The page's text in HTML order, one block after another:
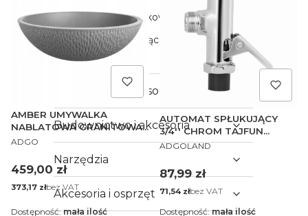
Akcesoria łazienkowe
Przyciski spłukujące
Pozostałe
Hydraulika i akcesoria
Budownictwo i akcesoria
Narzędzia
Akcesoria i osprzęt
AMBER UMYWALKA
NABLATOWA GRANITOWA
ŁAZIENKOWA SZARA 410 x
PRODUCENT
ADGO
Cena
459,00 zł
Cena
373,17 złbez VAT
Dostępność:mała ilość
AUTOMAT SPŁUKUJĄCY
3/4'' CHROM TAJFUN
SPŁUCZKA PL
PRODUCENT
ADGOLAND
Cena
87,99 zł
Cena
71,54 złbez VAT
Dostępność:mała ilość